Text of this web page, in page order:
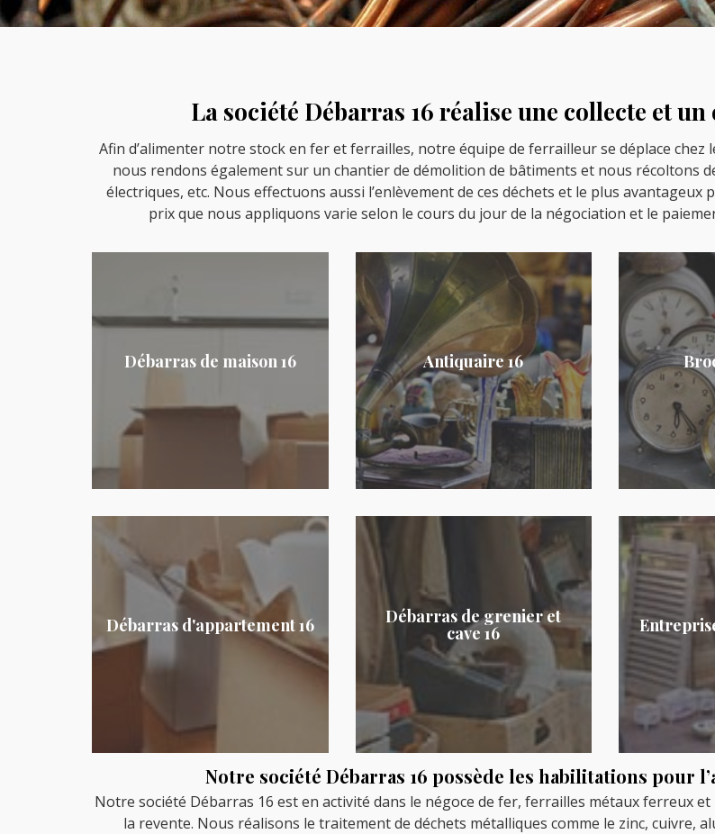
La société Débarras 16 réalise une collecte et
Afin d’alimenter notre stock en fer et ferrailles, notre équipe de ferrailleur se déplace
nous rendons également sur un chantier de démolition de bâtiments et nous récoltons
électriques, etc. Nous effectuons aussi l’enlèvement de ces déchets et le plus
prix que nous appliquons varie selon le cours du jour de la négociation et le
Débarras de maison 16 Antiquaire 16
Débarras d'appartement 16 Débarras de grenier et
cave 16
Notre société Débarras 16 possède les habilitations pour
Notre société Débarras 16 est en activité dans le négoce de fer, ferrailles métaux ferreux
la revente. Nous réalisons le traitement de déchets métalliques comme le zinc, cuivre,